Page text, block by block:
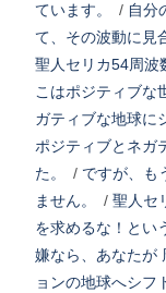
ています。
/ 自分
て、その波動に見
聖人セリカ54周波
こはポジティブな
ガティブな地球に
ポジティブとネガ
た。
/ ですが、も
ません。
/ 聖人セ
を求めるな！とい
嫌なら、あなたが
ョンの地球へシフ